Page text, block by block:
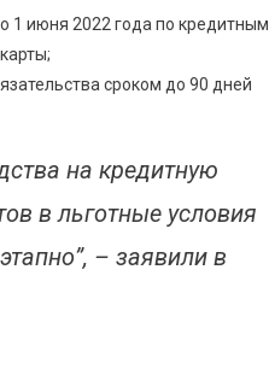
1 июня 2022 года по кредитным
сроком до 90 дней
на кредитную
в льготные условия
– заявили в